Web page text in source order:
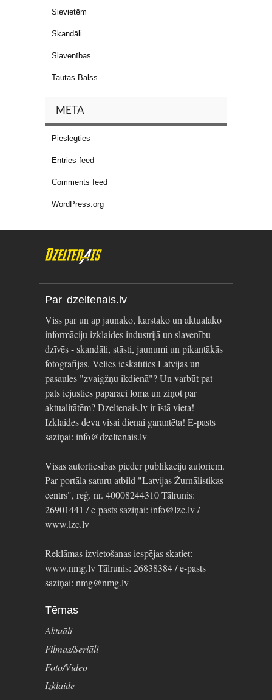
Sievietēm
Skandāli
Slavenības
Tautas Balss
META
Pieslēgties
Entries feed
Comments feed
WordPress.org
Par dzeltenais.lv
Viss par un ap jaunāko, karstāko un aktuālāko
informāciju izklaides industrijā un slavenību
dzīvēs - skandāli, stāsti, jaunumi un pikantākās
fotogrāfijas. Vēlies ieskatīties Latvijas un
pasaules "zvaigžņu ikdienā"? Un varbūt pat
pats iejusties paparaci lomā un ziņot par
aktualitātēm? Dzeltenais.lv ir īstā vieta!
Izklaides deva visai dienai garantēta! E-pasts
saziņai: info@dzeltenais.lv
Visas autortiesības pieder publikāciju autoriem.
Par portāla saturu atbild "Latvijas Žurnālistikas
centrs", reģ. nr. 40008244310 Tālrunis:
26901441 / e-pasts saziņai: info@lzc.lv /
www.lzc.lv
Reklāmas izvietošanas iespējas skatiet:
www.nmg.lv Tālrunis: 26838384 / e-pasts
saziņai: nmg@nmg.lv
Tēmas
Aktuāli
Filmas/Seriāli
Foto/Video
Izklaide